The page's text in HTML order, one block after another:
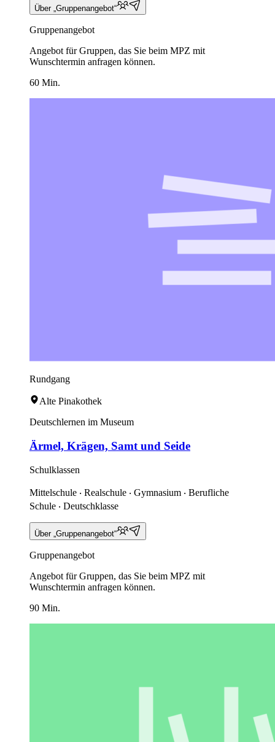
Über „Gruppenangebot“
Gruppenangebot
Angebot für Gruppen, das Sie beim MPZ mit
Wunschtermin anfragen können.
60 Min.
Rundgang
Alte Pinakothek
Deutschlernen im Museum
Ärmel, Krägen, Samt und Seide
Schulklassen
Mittelschule ‧ Realschule ‧ Gymnasium ‧ Berufliche
Schule ‧ Deutschklasse
Über „Gruppenangebot“
Gruppenangebot
Angebot für Gruppen, das Sie beim MPZ mit
Wunschtermin anfragen können.
90 Min.